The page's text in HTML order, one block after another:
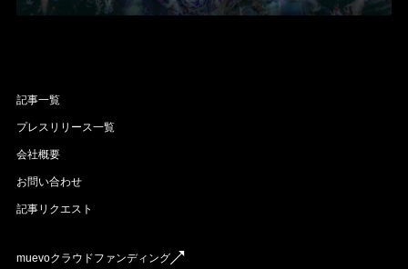
記事一覧
プレスリリース一覧
会社概要
お問い合わせ
記事リクエスト
muevoクラウドファンディング